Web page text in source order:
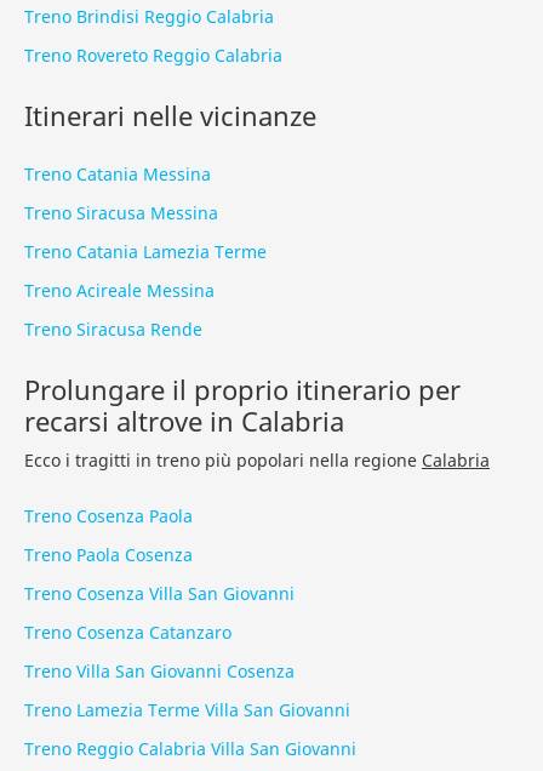
Treno Brindisi Reggio Calabria
Treno Rovereto Reggio Calabria
Itinerari nelle vicinanze
Treno Catania Messina
Treno Siracusa Messina
Treno Catania Lamezia Terme
Treno Acireale Messina
Treno Siracusa Rende
Prolungare il proprio itinerario per
recarsi altrove in Calabria
Ecco i tragitti in treno più popolari nella regione Calabria
Treno Cosenza Paola
Treno Paola Cosenza
Treno Cosenza Villa San Giovanni
Treno Cosenza Catanzaro
Treno Villa San Giovanni Cosenza
Treno Lamezia Terme Villa San Giovanni
Treno Reggio Calabria Villa San Giovanni